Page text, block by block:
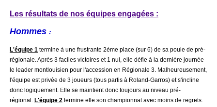
Les résultats de nos équipes engagées :
Hommes :
L'équipe 1 termine à une frustrante 2ème place (sur 6) de sa poule de pré-
régionale. Après 3 faciles victoires et 1 nul, elle défie à la dernière journée
le leader montlouisien pour l'accession en Régionale 3. Malheureusement,
l'équipe est privée de 3 joueurs (tous partis à Roland-Garros) et s'incline
donc logiquement. Elle se maintient donc toujours au niveau pré-
régional. L'équipe 2 termine elle son championnat avec moins de regrets.